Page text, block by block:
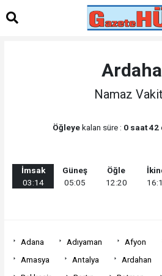
Namaz
Öğleyekalan süre : 0 saat 42
İmsak
03:14
Güneş
05:05
Öğle
12:20
Adana Adıyaman Afyon
Amasya
Antalya Ardahan